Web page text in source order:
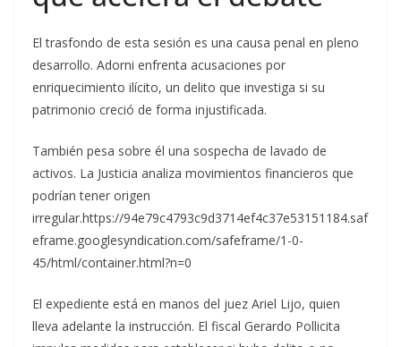
El trasfondo de esta sesión es una causa penal en pleno
desarrollo. Adorni enfrenta acusaciones por
enriquecimiento ilícito, un delito que investiga si su
patrimonio creció de forma injustificada.
También pesa sobre él una sospecha de lavado de
activos. La Justicia analiza movimientos financieros que
podrían tener origen
irregular.https://94e79c4793c9d3714ef4c37e53151184.saf
eframe.googlesyndication.com/safeframe/1-0-
45/html/container.html?n=0
El expediente está en manos del juez Ariel Lijo, quien
lleva adelante la instrucción. El fiscal Gerardo Pollicita